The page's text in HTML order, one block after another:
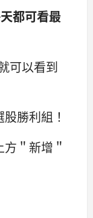
都可看最
可以看到
勝利組！
＂新增＂